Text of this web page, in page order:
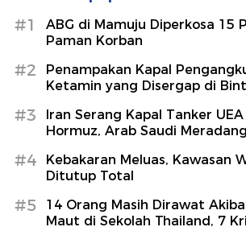
#1
ABG di Mamuju Diperkosa 15
Paman Korban
#2
Penampakan Kapal
Ketamin yang Disergap di
#3
Iran Serang Kapal Tanker
Hormuz, Arab Saudi Meradang
#4
Kebakaran Meluas, Kawasan
Ditutup Total
#5
14 Orang Masih Dirawat
Maut di Sekolah Thailand, 7